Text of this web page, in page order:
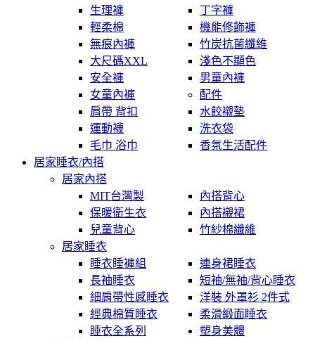
生理褲
丁字褲
輕柔棉
機能修飾褲
無痕內褲
竹炭抗菌纖維
大尺碼XXL
淺色不顯色
安全褲
男童內褲
女童內褲
配件
肩帶 背扣
水餃襯墊
運動襪
洗衣袋
毛巾 浴巾
香氛生活配件
居家睡衣/內搭
居家內搭
MIT台灣製
內搭背心
保暖衛生衣
內搭襯裙
兒童背心
竹紗棉纖維
居家睡衣
睡衣睡褲組
連身裙睡衣
長袖睡衣
短袖/無袖/背心睡衣
細肩帶性感睡衣
洋裝 外罩衫 2件式
經典棉質睡衣
柔滑緞面睡衣
睡衣全系列
塑身美體